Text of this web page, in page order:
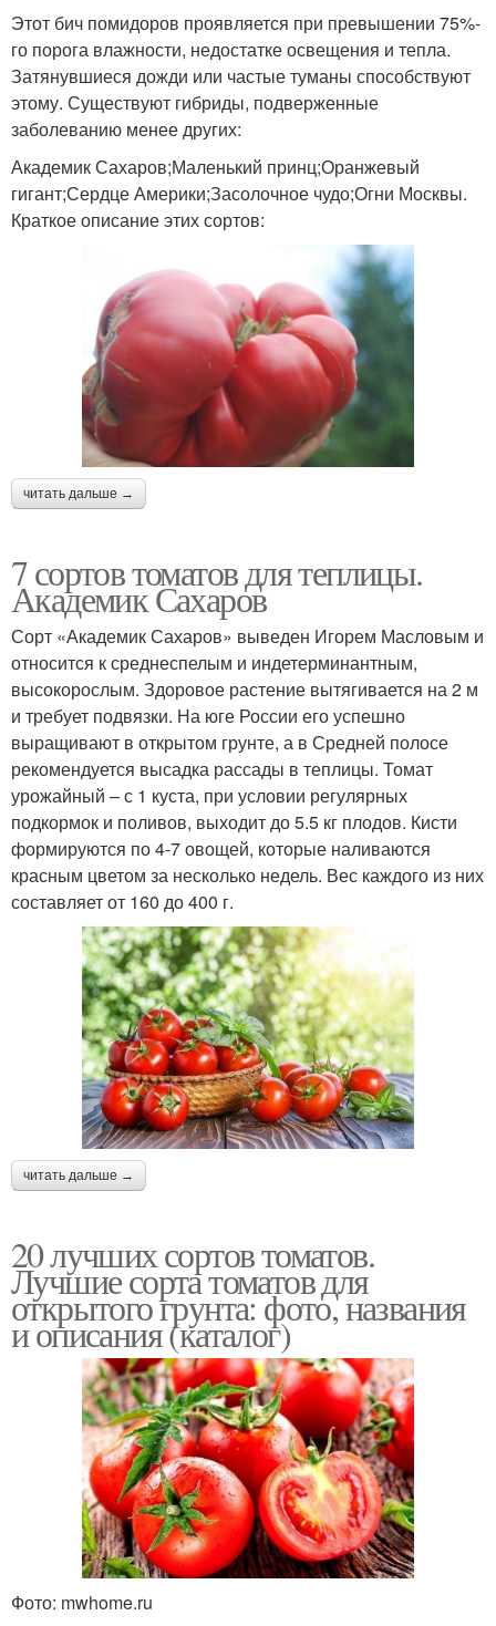
Этот бич помидоров проявляется при превышении 75%-
го порога влажности, недостатке освещения и тепла.
Затянувшиеся дожди или частые туманы способствуют
этому. Существуют гибриды, подверженные
заболеванию менее других:
Академик Сахаров;Маленький принц;Оранжевый
гигант;Сердце Америки;Засолочное чудо;Огни Москвы.
Краткое описание этих сортов:
читать дальше →
7 сортов томатов для теплицы.
Академик Сахаров
Сорт «Академик Сахаров» выведен Игорем Масловым и
относится к среднеспелым и индетерминантным,
высокорослым. Здоровое растение вытягивается на 2 м
и требует подвязки. На юге России его успешно
выращивают в открытом грунте, а в Средней полосе
рекомендуется высадка рассады в теплицы. Томат
урожайный – с 1 куста, при условии регулярных
подкормок и поливов, выходит до 5.5 кг плодов. Кисти
формируются по 4-7 овощей, которые наливаются
красным цветом за несколько недель. Вес каждого из них
составляет от 160 до 400 г.
читать дальше →
20 лучших сортов томатов.
Лучшие сорта томатов для
открытого грунта: фото, названия
и описания (каталог)
Фото: mwhome.ru